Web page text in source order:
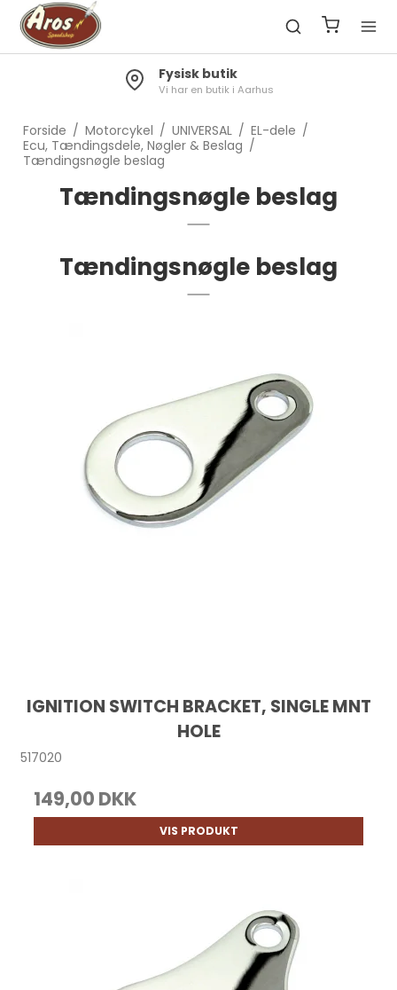
Fysisk butik
Vi har en butik i Aarhus
Forside / Motorcykel / UNIVERSAL / EL-dele /
Ecu, Tændingsdele, Nøgler & Beslag /
Tændingsnøgle beslag
Tændingsnøgle beslag
Tændingsnøgle beslag
IGNITION SWITCH BRACKET, SINGLE MNT
HOLE
517020
149,00 DKK
VIS PRODUKT